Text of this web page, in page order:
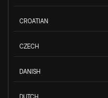
CROATIAN
CZECH
DANISH